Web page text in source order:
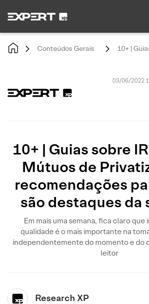
Conteúdos Gerais 10+ |
03/06/2022
10+ | Guias sobre
Mútuos de
recomendações
são destaques da
Em mais uma semana, fica claro que
qualidade é o mais importante na
independentemente do momento e do
leitor
Research XP